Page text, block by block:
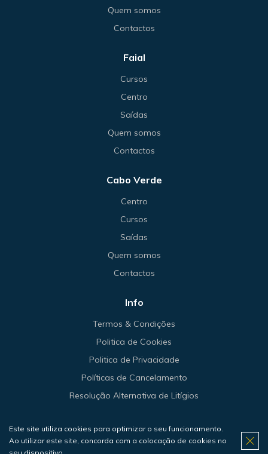
Quem somos
Contactos
Faial
Cursos
Centro
Saídas
Quem somos
Contactos
Cabo Verde
Centro
Cursos
Saídas
Quem somos
Contactos
Info
Termos & Condições
Politica de Cookies
Politica de Privacidade
Políticas de Cancelamento
Resolução Alternativa de Litígios
© 2026 Haliotis.
Este site utiliza cookies para optimizar o seu funcionamento.
Ao utilizar este site, concorda com a colocação de cookies no